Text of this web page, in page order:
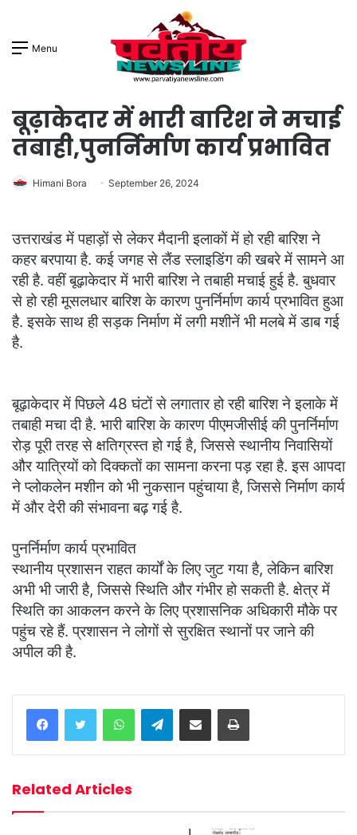
Menu
बूढ़ाकेदार में भारी बारिश ने मचाई
तबाही,पुनर्निर्माण कार्य प्रभावित
Himani Bora September 26, 2024
उत्तराखंड में पहाड़ों से लेकर मैदानी इलाकों में हो रही बारिश ने
कहर बरपाया है. कई जगह से लैंड स्लाइडिंग की खबरे में सामने आ
रही है. वहीं बूढ़ाकेदार में भारी बारिश ने तबाही मचाई हुई है. बुधवार
से हो रही मूसलधार बारिश के कारण पुनर्निर्माण कार्य प्रभावित हुआ
है. इसके साथ ही सड़क निर्माण में लगी मशीनें भी मलबे में डाब गई
है.
बूढ़ाकेदार में पिछले 48 घंटों से लगातार हो रही बारिश ने इलाके में
तबाही मचा दी है. भारी बारिश के कारण पीएमजीसीई की पुनर्निर्माण
रोड़ पूरी तरह से क्षतिग्रस्त हो गई है, जिससे स्थानीय निवासियों
और यात्रियों को दिक्कतों का सामना करना पड़ रहा है. इस आपदा
ने प्लोकलेन मशीन को भी नुकसान पहुंचाया है, जिससे निर्माण कार्य
में और देरी की संभावना बढ़ गई है.
पुनर्निर्माण कार्य प्रभावित
स्थानीय प्रशासन राहत कार्यों के लिए जुट गया है, लेकिन बारिश
अभी भी जारी है, जिससे स्थिति और गंभीर हो सकती है. क्षेत्र में
स्थिति का आकलन करने के लिए प्रशासनिक अधिकारी मौके पर
पहुंच रहे हैं. प्रशासन ने लोगों से सुरक्षित स्थानों पर जाने की
अपील की है.
WhatsAppTelegramShare via Email Print
Related Articles